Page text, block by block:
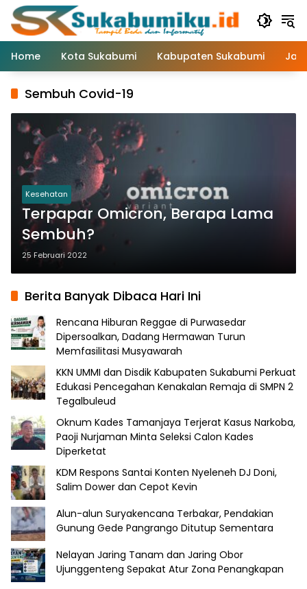
Langsung
konten
Home
Kota Sukabumi Kabupaten Sukabumi
Sembuh Covid-19
Kesehatan
Terpapar Omicron, Berapa Lama
Sembuh?
25 Februari 2022
Berita Banyak Dibaca Hari Ini
Rencana Hiburan Reggae di Purwasedar
Dipersoalkan, Dadang Hermawan Turun
Memfasilitasi Musyawarah
KKN UMMI dan Disdik Kabupaten Sukabumi Perkuat
Edukasi Pencegahan Kenakalan Remaja di SMPN 2
Tegalbuleud
Oknum Kades Tamanjaya Terjerat Kasus Narkoba,
Paoji Nurjaman Minta Seleksi Calon Kades
Diperketat
KDM Respons Santai Konten Nyeleneh DJ Doni,
Salim Dower dan Cepot Kevin
Alun-alun Suryakencana Terbakar, Pendakian
Gunung Gede Pangrango Ditutup Sementara
Nelayan Jaring Tanam dan Jaring Obor
Ujunggenteng Sepakat Atur Zona Penangkapan